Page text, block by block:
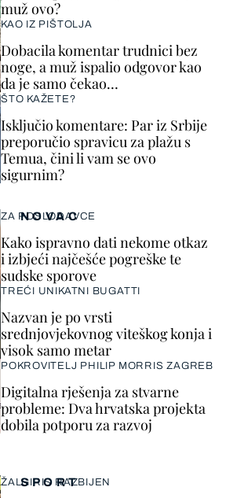
muž ovo?
KAO IZ PIŠTOLJA
Dobacila komentar trudnici bez
noge, a muž ispalio odgovor kao
da je samo čekao…
ŠTO KAŽETE?
Isključio komentare: Par iz Srbije
preporučio spravicu za plažu s
Temua, čini li vam se ovo
sigurnim?
SPORT
ŽALGIRIS RAZBIJEN
NOVAC
ZA POSLODAVCE
Kako ispravno dati nekome otkaz
i izbjeći najčešće pogreške te
sudske sporove
TREĆI UNIKATNI BUGATTI
Nazvan je po vrsti
srednjovjekovnog viteškog konja i
visok samo metar
POKROVITELJ PHILIP MORRIS ZAGREB
Digitalna rješenja za stvarne
probleme: Dva hrvatska projekta
dobila potporu za razvoj